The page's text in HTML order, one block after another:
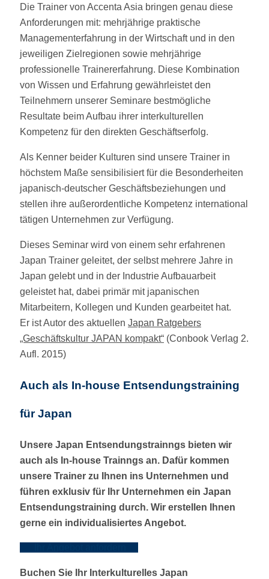
Die Trainer von Accenta Asia bringen genau diese
Anforderungen mit: mehrjährige praktische
Managementerfahrung in der Wirtschaft und in den
jeweiligen Zielregionen sowie mehrjährige
professionelle Trainererfahrung. Diese Kombination
von Wissen und Erfahrung gewährleistet den
Teilnehmern unserer Seminare bestmögliche
Resultate beim Aufbau ihrer interkulturellen
Kompetenz für den direkten Geschäftserfolg.
Als Kenner beider Kulturen sind unsere Trainer in
höchstem Maße sensibilisiert für die Besonderheiten
japanisch-deutscher Geschäftsbeziehungen und
stellen ihre außerordentliche Kompetenz international
tätigen Unternehmen zur Verfügung.
Dieses Seminar wird von einem sehr erfahrenen
Japan Trainer geleitet, der selbst mehrere Jahre in
Japan gelebt und in der Industrie Aufbauarbeit
geleistet hat, dabei primär mit japanischen
Mitarbeitern, Kollegen und Kunden gearbeitet hat.
Er ist Autor des aktuellen Japan Ratgebers
„Geschäftskultur JAPAN kompakt“ (Conbook Verlag 2.
Aufl. 2015)
Auch als In-house Entsendungstraining
für Japan
Unsere Japan Entsendungstrainngs bieten wir
auch als In-house Trainngs an. Dafür kommen
unsere Trainer zu Ihnen ins Unternehmen und
führen exklusiv für Ihr Unternehmen ein Japan
Entsendungstraining durch. Wir erstellen Ihnen
gerne ein individualisiertes Angebot.
Buchen Sie Ihr Interkulturelles Japan